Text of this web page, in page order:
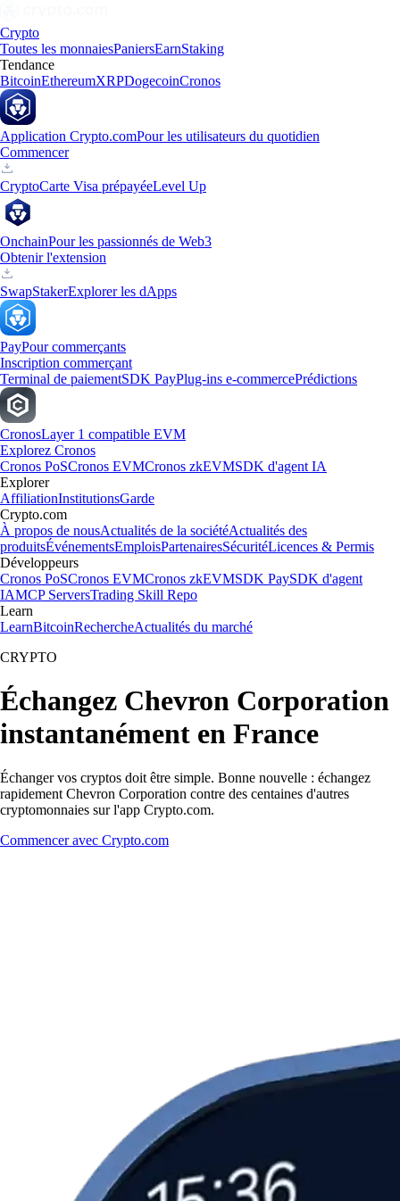
Crypto
Toutes les monnaiesPaniersEarnStaking
Tendance
BitcoinEthereumXRPDogecoinCronos
Application Crypto.comPour les utilisateurs du quotidien
Commencer
CryptoCarte Visa prépayéeLevel Up
OnchainPour les passionnés de Web3
Obtenir l'extension
SwapStakerExplorer les dApps
PayPour commerçants
Inscription commerçant
Terminal de paiementSDK PayPlug-ins e-commercePrédictions
CronosLayer 1 compatible EVM
Explorez Cronos
Cronos PoSCronos EVMCronos zkEVMSDK d'agent IA
Explorer
AffiliationInstitutionsGarde
Crypto.com
À propos de nousActualités de la sociétéActualités des
produitsÉvénementsEmploisPartenairesSécuritéLicences & Permis
Développeurs
Cronos PoSCronos EVMCronos zkEVMSDK PaySDK d'agent
IAMCP ServersTrading Skill Repo
Learn
LearnBitcoinRechercheActualités du marché
CRYPTO
Échangez Chevron Corporation
instantanément en France
Échanger vos cryptos doit être simple. Bonne nouvelle : échangez
rapidement Chevron Corporation contre des centaines d'autres
cryptomonnaies sur l'app Crypto.com.
Commencer avec Crypto.com